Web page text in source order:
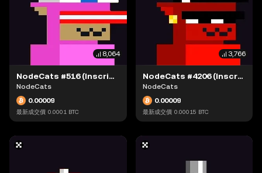
8,064
NodeCats #516 (Inscription #63895355)
NodeCats
0.00009
最新成交價 0.0001 BTC
3,766
NodeCats #4206 (Inscription #63942190)
NodeCats
0.00009
最新成交價 0.00015 BTC